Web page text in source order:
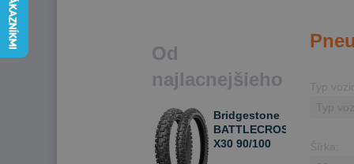
Od
najlacnejšieho
Bridgestone
BATTLECROSS
X30 90/100
Typ
Šírka: